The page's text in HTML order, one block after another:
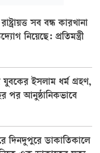
সব বন্ধ কারখানা
নিয়েছে: প্রতিমন্ত্রী
যুবকের ইসলাম ধর্ম গ্রহণ,
পর আনুষ্ঠানিকভাবে
দিনদুপুরে ডাকাতিকালে